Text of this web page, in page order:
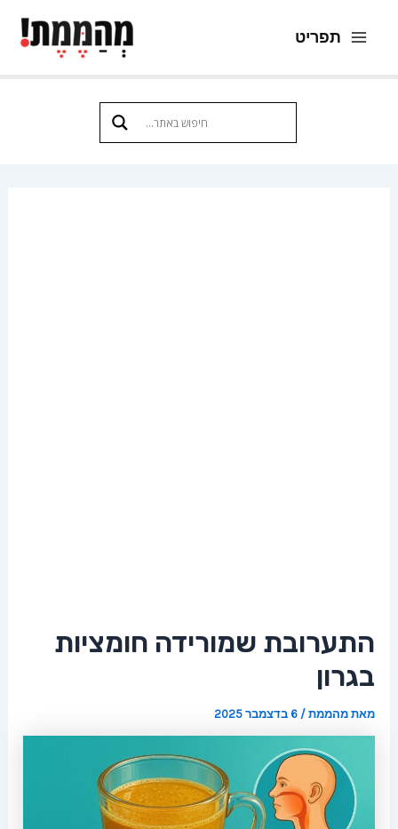
לתוכן
תפריט
התערובת שמורידה חומציות
בגרון
מאתמהממת/6 בדצמבר 2025